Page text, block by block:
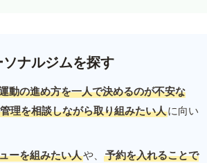
ナルジムを探す
動の進め方を一人で決めるのが不安な
理を相談しながら取り組みたい人に向い
ーを組みたい人や、
予約を入れることで